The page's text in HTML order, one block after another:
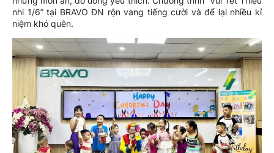
nhi 1/6” tại BRAVO ĐN rộn vang tiếng cười và để lại nhiều kỉ
niệm khó quên.